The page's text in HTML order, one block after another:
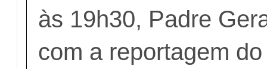
às 19h30, Padre
com a reportagem